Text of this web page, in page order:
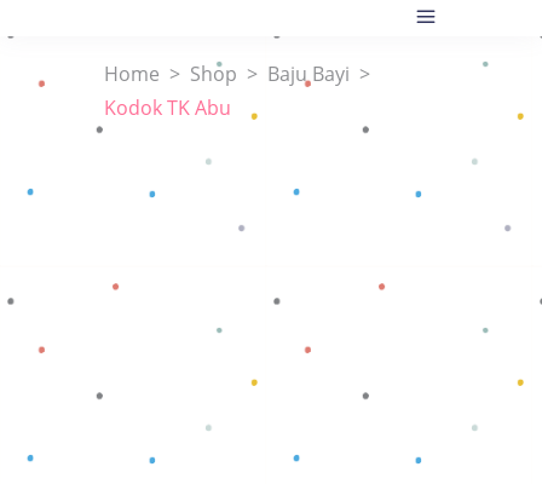
Home > Shop > Baju Bayi >
Kodok TK Abu